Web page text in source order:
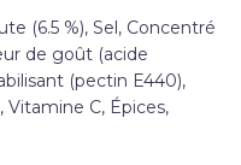
(6.5 %), Sel, Concentré
de goût (acide
(pectin E440),
C, Épices,